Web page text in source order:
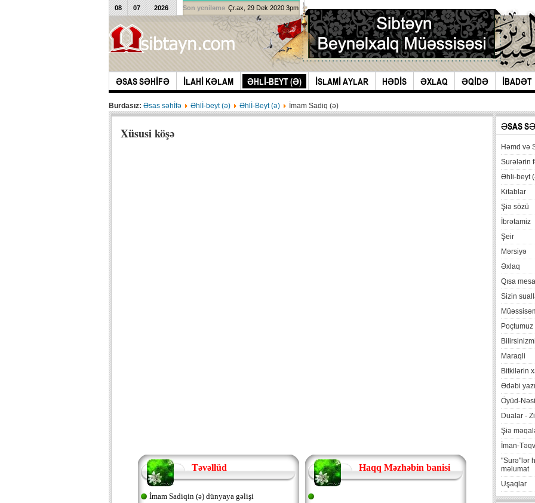
ƏSAS SƏHİFƏ İLAHİ KƏLAM ƏHLİ-BEYT (Ə) İSLAMİ AYLAR HƏDİS ƏXLAQ ƏQİDƏ İBADƏT
08 07 2026 Son yeniləmə Çr.ax, 29 Dek 2020 3pm
Burdasız: Əsas səhİfə Əhlİ-beyt (ə) Əhlİ-Beyt (ə) İmam Sadiq (ə)
Xüsusi köşə
Təvəllüd
İmam Sadiqin (ə) dünyaya gəlişi
Haqq Məzhəbin banisi
ƏSAS
Həmd və
Surələrin
Əhli-beyt
Kitablar
Şiə sözü
İbrətamiz
Şeir
Mərsiyə
Əxlaq
Qısa
Sizin
Poçtumuz
Bilirsinizmi
Maraqli
Bitkilərin
Ədəbi
Öyüd-
Dualar -
Şiə
İman-
"Surə"lər
məlumat
Uşaqlar